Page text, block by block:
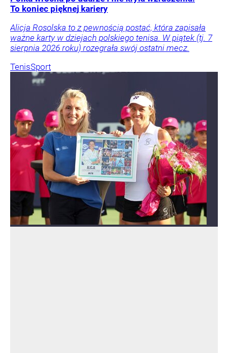
To koniec pięknej kariery
Alicja Rosolska to z pewnością postać, która zapisała
ważne karty w dziejach polskiego tenisa. W piątek (tj. 7
sierpnia 2026 roku) rozegrała swój ostatni mecz.
TenisSport